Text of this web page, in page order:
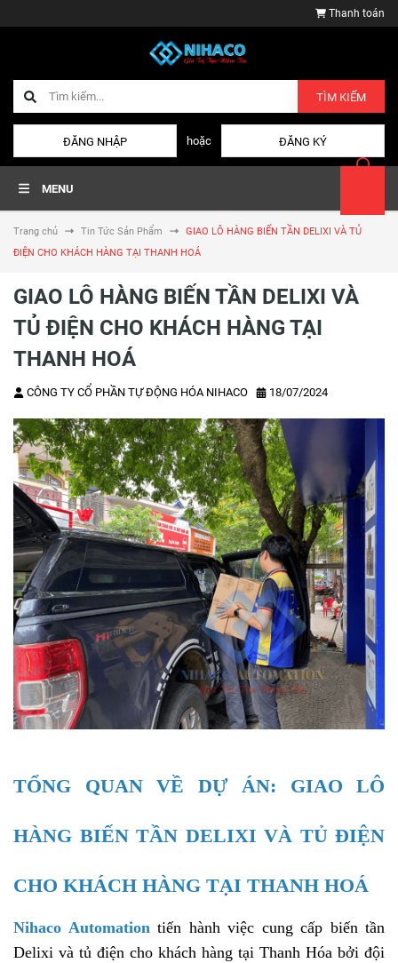
Thanh toán
TÌM KIẾM
ĐĂNG NHẬP hoặc ĐĂNG KÝ
MENU
Trang chủ Tin Tức Sản Phẩm
GIAO LÔ HÀNG BIẾN TẦN DELIXI VÀ TỦ
ĐIỆN CHO KHÁCH HÀNG TẠI THANH HOÁ
GIAO LÔ HÀNG BIẾN TẦN DELIXI VÀ
TỦ ĐIỆN CHO KHÁCH HÀNG TẠI
THANH HOÁ
CÔNG TY CỔ PHẦN TỰ ĐỘNG HÓA NIHACO 18/07/2024
TỔNG QUAN VỀ DỰ ÁN: GIAO LÔ
HÀNG BIẾN TẦN DELIXI VÀ TỦ ĐIỆN
CHO KHÁCH HÀNG TẠI THANH HOÁ
Nihaco Automationtiến hành việc cung cấp biến tần
Delixi và tủ điện cho khách hàng tại Thanh Hóa bởi đội